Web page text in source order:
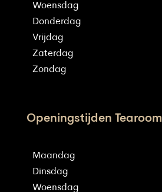
Woensdag
Donderdag
Vrijdag
Zaterdag
Zondag
Openingstijden Tearoom
Maandag
Dinsdag
Woensdag